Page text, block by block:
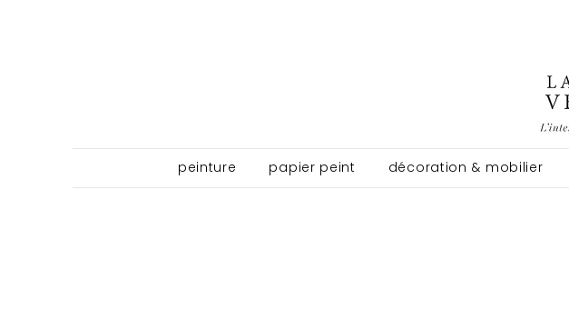
peinture papier peint décoration & mobilier